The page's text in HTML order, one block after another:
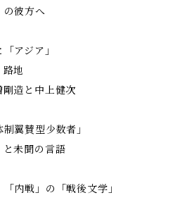
彼方へ
アジア」
地
造と中上健次
翼賛型少数者」
未聞の言語
内戦」の「戦後文学」